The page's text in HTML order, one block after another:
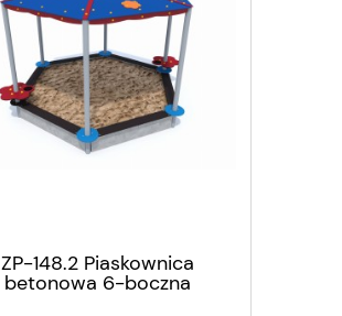
ZP-148.2 Piaskownica
betonowa 6-boczna